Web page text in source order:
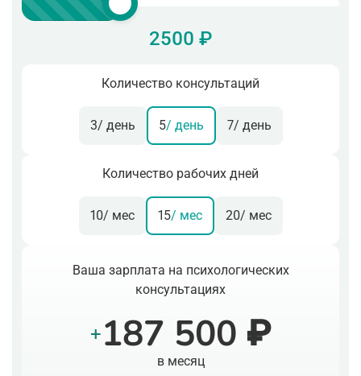
2500 ₽
Количество консультаций
3/ день 5/ день 7/ день
Количество рабочих дней
10/ мес 15/ мес 20/ мес
Ваша зарплата на психологических
консультациях
+187 500 ₽
в месяц